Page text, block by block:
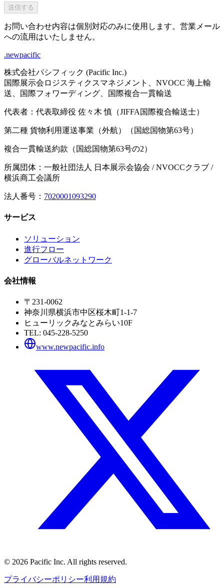
送信する
お問い合わせ内容は個別対応のみに使用します。営業メール
への流用はいたしません。
.newpacific
株式会社パシフィック (Pacific Inc.)
国際展示会ロジスティクスマネジメント、NVOCC 海上輸
送、国際フォワーディング、国際複合一貫輸送
代表者：代表取締役 佐々木 慎（JIFFA国際複合輸送士）
第二種 貨物利用運送事業（外航）（国総国物第63号）
複合一貫輸送約款（国総国物第63号の2）
所属団体：一般社団法人 日本展示会協会 / NVOCCクラブ /
横浜商工会議所
法人番号： 7020001093290
サービス
ソリューション
進行フロー
グローバルネットワーク
会社情報
〒231-0062
神奈川県横浜市中区桜木町1-1-7
ヒューリックみなとみらい10F
TEL: 045-228-5250
www.newpacific.info
© 2026 Pacific Inc. All rights reserved.
プライバシーポリシー利用規約